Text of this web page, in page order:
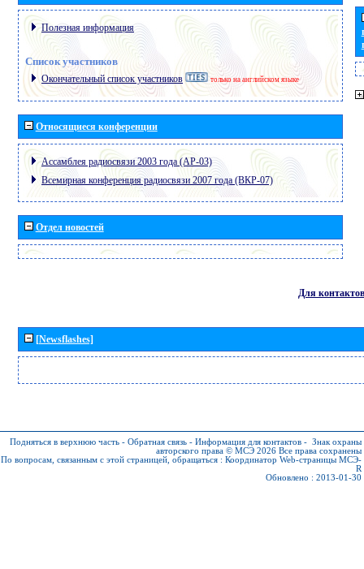
Полезная информация
Список участников
Окончательный список участников только на английском языке
Относящиеся конференции
Ассамблея радиосвязи 2003 года (АР-03)
Всемирная конференция радиосвязи 2007 года (ВКР-07)
Отдел новостей
Для контактов
[Newsflashes]
Подняться в верхнюю часть - Обратная связь - Информация для контактов - Знак охраны
авторского права © МСЭ 2026 Все права сохранены
По вопросам, связанным с этой страницей, обращаться : Координатор Web-страницы МСЭ-
R
Обновлено : 2013-01-30